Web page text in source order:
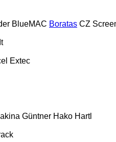
BlueMAC Boratas CZ
Extec
Güntner Hako Hartl